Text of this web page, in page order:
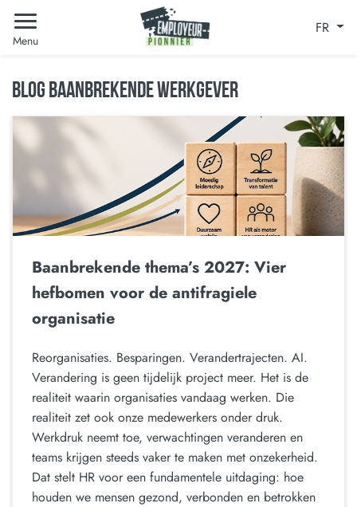
Menu
FR
BLOG BAANBREKENDE WERKGEVER
Baanbrekende thema’s 2027: Vier
hefbomen voor de antifragiele
organisatie
Reorganisaties. Besparingen. Verandertrajecten. AI.
Verandering is geen tijdelijk project meer. Het is de
realiteit waarin organisaties vandaag werken. Die
realiteit zet ook onze medewerkers onder druk.
Werkdruk neemt toe, verwachtingen veranderen en
teams krijgen steeds vaker te maken met onzekerheid.
Dat stelt HR voor een fundamentele uitdaging: hoe
houden we mensen gezond, verbonden en betrokken